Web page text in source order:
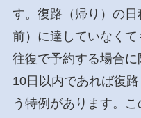
す。復路（帰り）の
前）に達していなく
往復で予約する場合
10日以内であれば復
う特例があります。